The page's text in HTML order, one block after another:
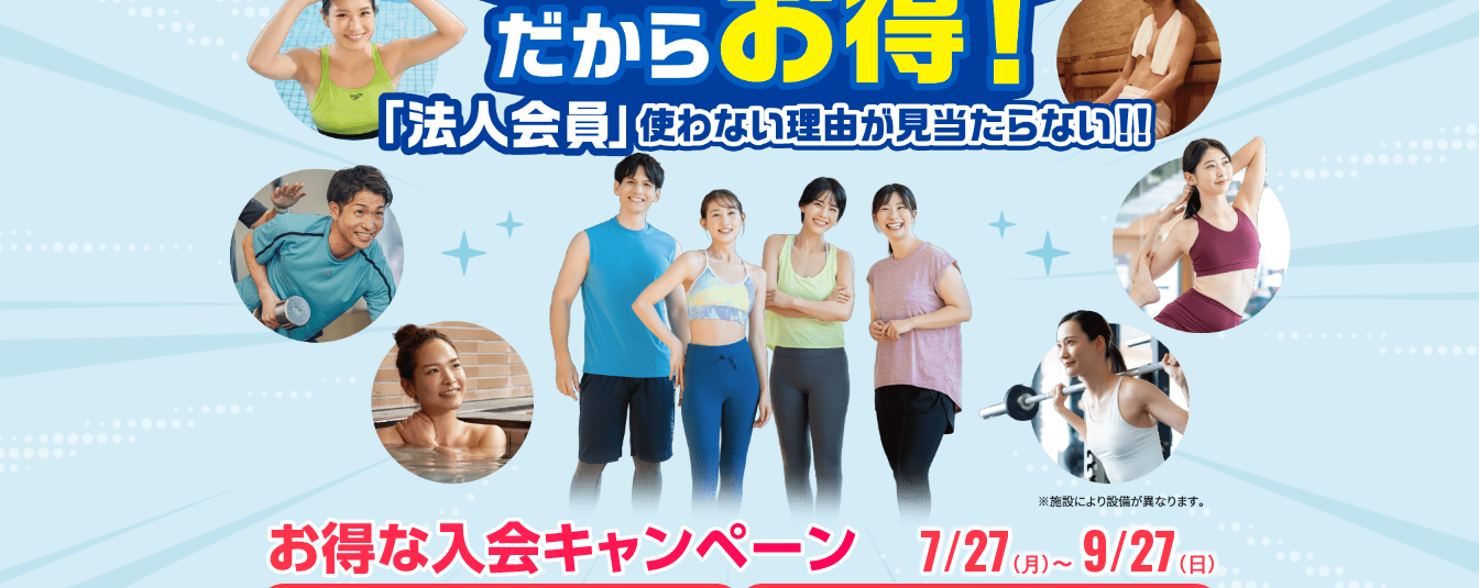
7/27（月）〜 9/27（日）